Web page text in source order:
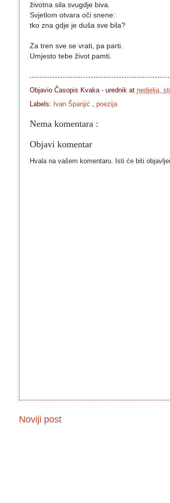
životna sila svugdje biva.
Svjetlom otvara oči snene:
tko zna gdje je duša sve bila?
Za tren sve se vrati, pa parti.
Umjesto tebe život pamti.
Objavio Časopis Kvaka - urednik at nedjelja,
Labels: Ivan Španjić , poezija
Nema komentara :
Objavi komentar
Hvala na vašem komentaru. Isti će biti
Noviji post